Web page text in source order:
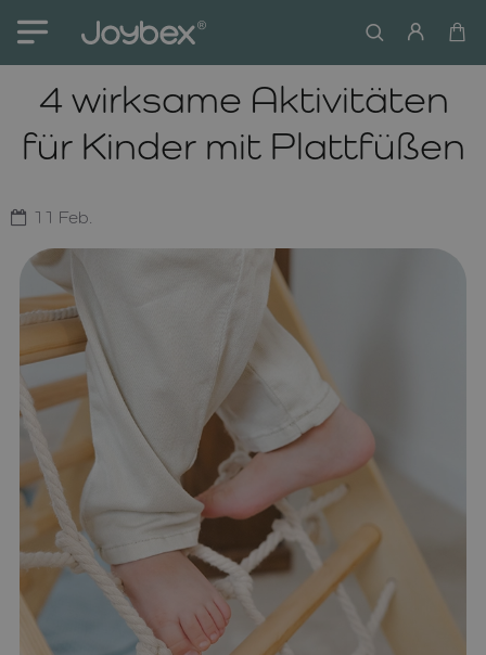
4 wirksame Aktivitäten
für Kinder mit Plattfüßen
11 Feb.